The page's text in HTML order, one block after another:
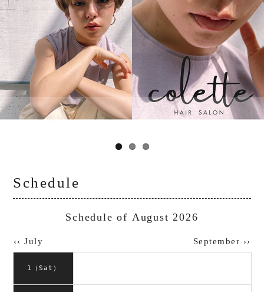
Schedule
Schedule of August 2026
‹‹ July September ››
1（Sat）